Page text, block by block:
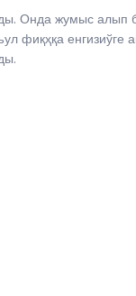
Онда жумыс алып
фиқҳқа енгизиўге